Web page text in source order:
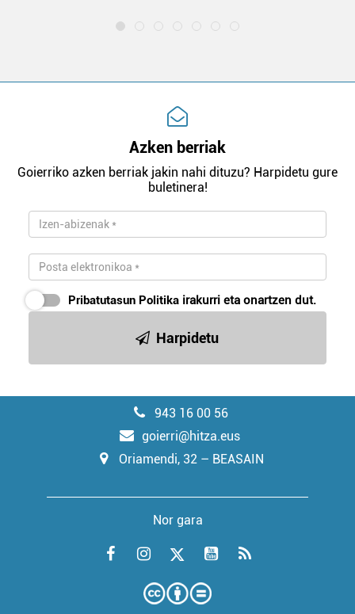
Azken berriak
Goierriko azken berriak jakin nahi dituzu? Harpidetu gure
buletinera!
Pribatutasun Politika irakurri eta onartzen dut.
Harpidetu
943 16 00 56
goierri@hitza.eus
Oriamendi, 32 – BEASAIN
Nor gara